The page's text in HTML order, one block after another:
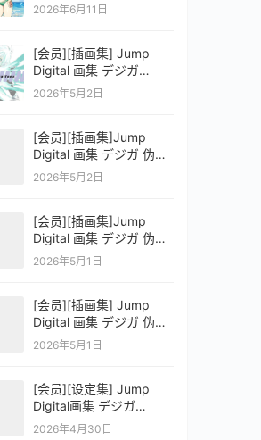
OFFICIAL VISUAL
2026年6月11日
[会员][插画集] Jump
Digital 画集 デジガ
D.Gray-man
2026年5月2日
[会员][插画集]Jump
Digital 画集 デジガ 伪恋
ニセコイ 3
2026年5月2日
[会员][插画集]Jump
Digital 画集 デジガ 伪恋
ニセコイ 2
2026年5月1日
[会员][插画集] Jump
Digital 画集 デジガ 伪恋
ニセコイ 1
2026年5月1日
[会员][设定集] Jump
Digital画集 デジガ
CLAYMORE 2
2026年4月30日